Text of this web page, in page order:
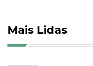
Mais Lidas